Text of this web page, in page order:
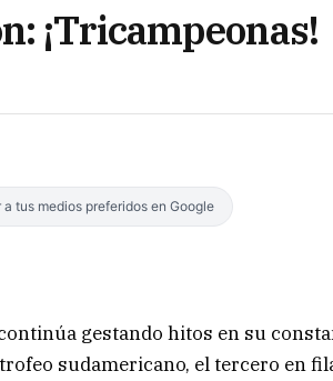
¡Tricampeonas!
tus medios preferidos en Google
gestando hitos en su
sudamericano, el tercero en